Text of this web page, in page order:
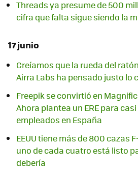
Threads ya presume de 500
cifra que falta sigue siendo la
17 junio
Creíamos que la rueda del
Airra Labs ha pensado justo lo
Freepik se convirtió en
Ahora plantea un ERE para
empleados en España
EEUU tiene más de 800 cazas
uno de cada cuatro está listo
debería